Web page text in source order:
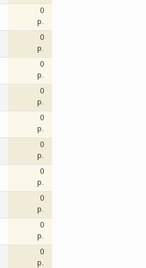
0
p.
0
p.
0
p.
0
p.
0
p.
0
p.
0
p.
0
p.
0
p.
0
p.